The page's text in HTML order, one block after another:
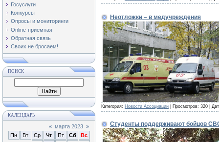
Госуслуги
Конкурсы
Опросы и мониторинги
Online-приемная
Обратная связь
Своих не бросаем!
ПОИСК
КАЛЕНДАРЬ
« марта 2023 »
Пн
Вт Ср Чт Пт Сб
Вс
Неотложки – в медучреждения
Категория: Новости Ассоциации | Просмотров: 320 |
Студенты поддерживают бойцов